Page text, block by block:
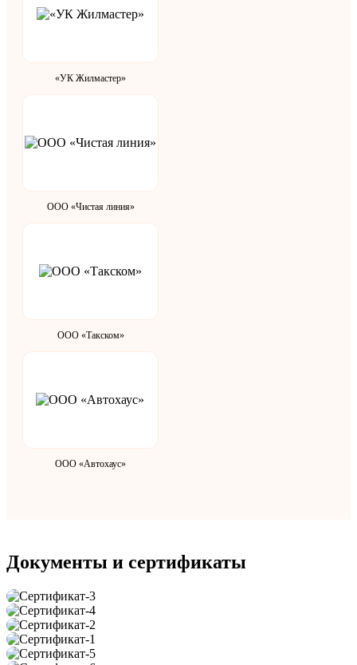
«УК Жилмастер»
ООО «Чистая линия»
ООО «Такском»
ООО «Автохаус»
Документы и сертификаты